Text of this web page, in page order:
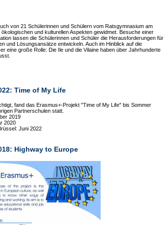
von 21 Schülerinnen und Schülern vom Ratsgymnasium am
und kulturellen Aspekten gewidmet. Besuche einer
lassen die Schülerinnen und Schüler die Herausforderungen für
und Lösungsansätze entwickeln. Auch im Hinblick auf die
eine große Rolle: Die Ile und die Vilaine haben über Jahrhunderte
Time of My Life
fand das Erasmus+-Projekt "Time of My Life" bis Sommer
Partnerschulen statt.
2019
2020
Juni 2022
Highway to Europe